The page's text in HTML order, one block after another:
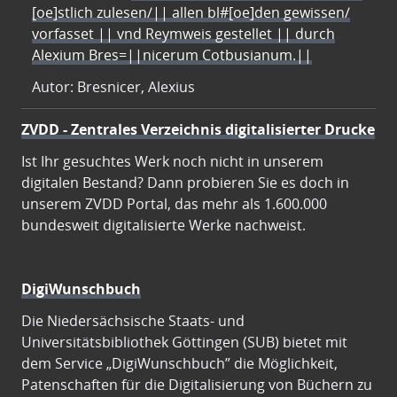
[oe]stlich zulesen/|| allen bl#[oe]den gewissen/
vorfasset || vnd Reymweis gestellet || durch
Alexium Bres=||nicerum Cotbusianum.||
Autor: Bresnicer, Alexius
ZVDD - Zentrales Verzeichnis digitalisierter Drucke
Ist Ihr gesuchtes Werk noch nicht in unserem
digitalen Bestand? Dann probieren Sie es doch in
unserem ZVDD Portal, das mehr als 1.600.000
bundesweit digitalisierte Werke nachweist.
DigiWunschbuch
Die Niedersächsische Staats- und
Universitätsbibliothek Göttingen (SUB) bietet mit
dem Service „DigiWunschbuch” die Möglichkeit,
Patenschaften für die Digitalisierung von Büchern zu